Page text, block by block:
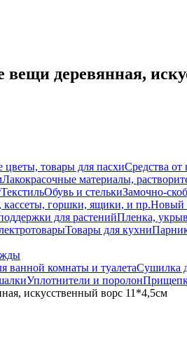
деревянная,
цветы, товары для пасхиСредства
Лакокрасочные материалы,
ТекстильОбувь и стелькиЗамочно-
кассеты, горшки, ящики, и пр.Новый
для растенийПленка,
Товары для кухни
ванной комнаты и туалетаСушилка
Уплотнители и поролон
искусственный ворс 11*4,5см